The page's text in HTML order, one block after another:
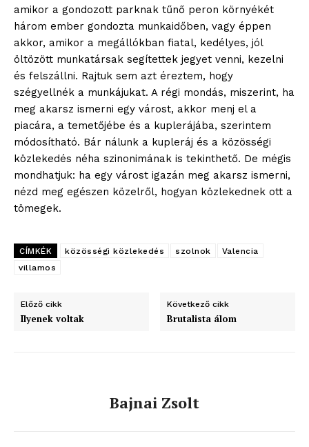
blogSZOLNOK
ELŐFIZETÉS
amikor a gondozott parknak tűnő peron környékét
három ember gondozta munkaidőben, vagy éppen
akkor, amikor a megállókban fiatal, kedélyes, jól
öltözött munkatársak segítettek jegyet venni, kezelni
és felszállni. Rajtuk sem azt éreztem, hogy
szégyellnék a munkájukat. A régi mondás, miszerint, ha
meg akarsz ismerni egy várost, akkor menj el a
piacára, a temetőjébe és a kuplerájába, szerintem
módosítható. Bár nálunk a kupleráj és a közösségi
közlekedés néha szinonimának is tekinthető. De mégis
mondhatjuk: ha egy várost igazán meg akarsz ismerni,
nézd meg egészen közelről, hogyan közlekednek ott a
tömegek.
CÍMKÉK közösségi közlekedés szolnok
Valencia
villamos
Előző cikk
Ilyenek voltak
Következő cikk
Brutalista álom
Bajnai Zsolt